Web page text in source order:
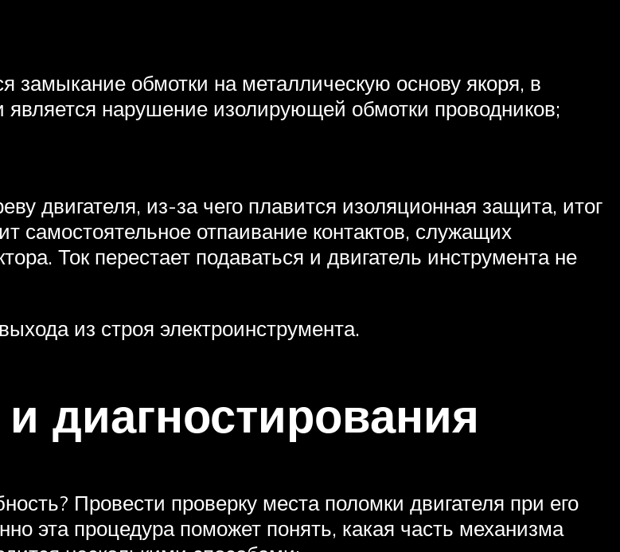
замыкание обмотки на металлическую основу якоря, в
нарушение изолирующей обмотки проводников;
двигателя, из-за чего плавится изоляционная защита, итог
самостоятельное отпаивание контактов, служащих
Ток перестает подаваться и двигатель инструмента не
из строя электроинструмента.
диагностирования
Провести проверку места поломки двигателя при его
эта процедура поможет понять, какая часть механизма